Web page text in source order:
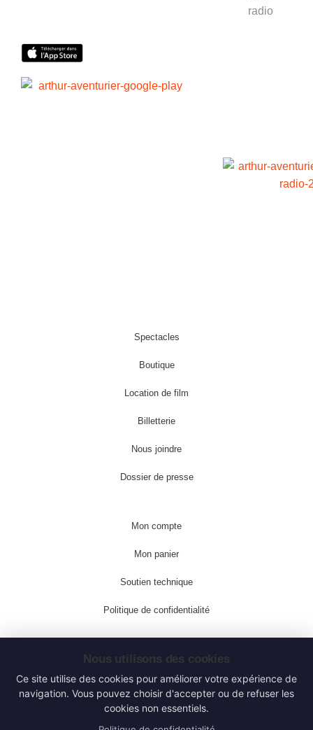
Spectacles
Boutique
Location de film
Billetterie
Nous joindre
Dossier de presse
Mon compte
Mon panier
Soutien technique
Politique de confidentialité
Suivez-moi!
Nous utilisons des cookies
Ce site utilise des cookies pour améliorer votre expérience de
navigation. Vous pouvez choisir d'accepter ou de refuser les
cookies non essentiels.